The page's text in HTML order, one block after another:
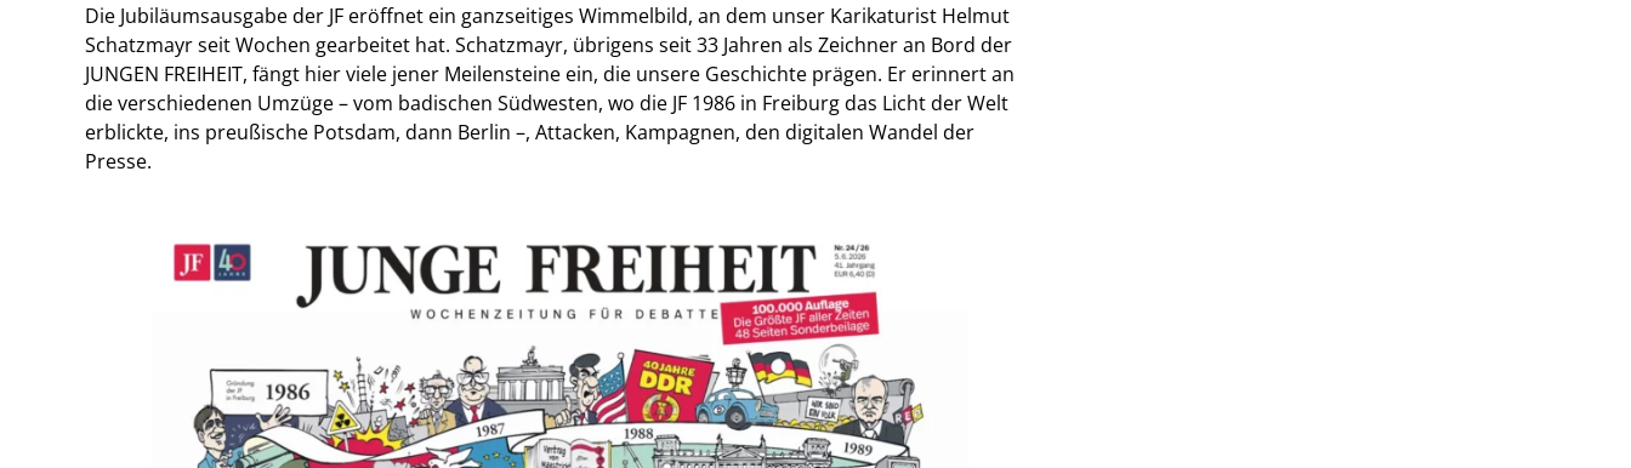
Die Jubiläumsausgabe der JF eröffnet ein ganzseitiges Wimmelbild, an dem unser Karikaturist Helmut
Schatzmayr seit Wochen gearbeitet hat. Schatzmayr, übrigens seit 33 Jahren als Zeichner an Bord der
JUNGEN FREIHEIT, fängt hier viele jener Meilensteine ein, die unsere Geschichte prägen. Er erinnert an
die verschiedenen Umzüge – vom badischen Südwesten, wo die JF 1986 in Freiburg das Licht der Welt
erblickte, ins preußische Potsdam, dann Berlin –, Attacken, Kampagnen, den digitalen Wandel der
Presse.